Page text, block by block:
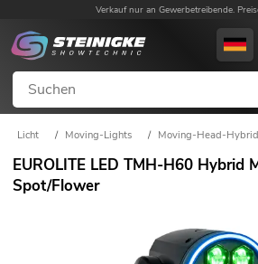
Verkauf nur an Gewerbetreibende.
Licht / Moving-Lights / Moving-Head-Hybrid
EUROLITE LED TMH-H60 Hybrid
Spot/Flower